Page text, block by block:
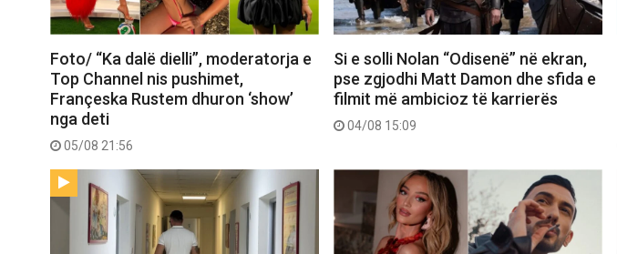
Foto/ “Ka dalë dielli”, moderatorja e
Top Channel nis pushimet,
Françeska Rustem dhuron ‘show’
nga deti
05/08 21:56
Si e solli Nolan “Odisenë” në ekran,
pse zgjodhi Matt Damon dhe sfida e
filmit më ambicioz të karrierës
04/08 15:09